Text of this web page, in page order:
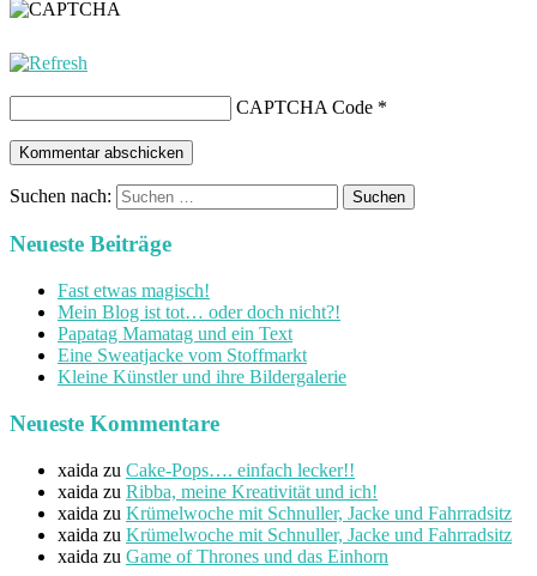
CAPTCHA Code *
Suchen nach:
Neueste Beiträge
Fast etwas magisch!
Mein Blog ist tot… oder doch nicht?!
Papatag Mamatag und ein Text
Eine Sweatjacke vom Stoffmarkt
Kleine Künstler und ihre Bildergalerie
Neueste Kommentare
xaida zu Cake-Pops…. einfach lecker!!
xaida zu Ribba, meine Kreativität und ich!
xaida zu Krümelwoche mit Schnuller, Jacke und Fahrradsitz
xaida zu Krümelwoche mit Schnuller, Jacke und Fahrradsitz
xaida zu Game of Thrones und das Einhorn